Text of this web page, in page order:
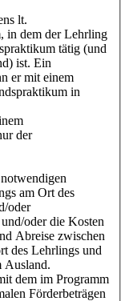
lt.
in dem der Lehrling
tätig (und
ist. Ein
er mit einem
in
der
am Ort des
oder
oder die Kosten
Abreise zwischen
des Lehrlings und
Ausland.
dem im Programm
Förderbeträgen